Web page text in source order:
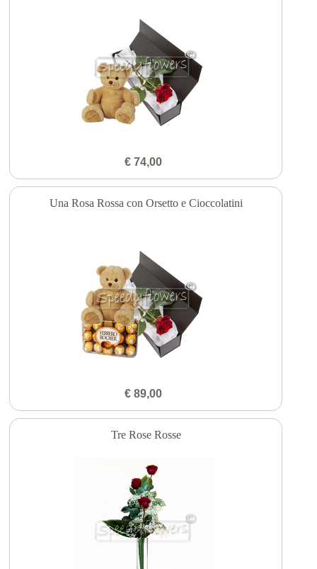
€ 74,00
Una Rosa Rossa con Orsetto e Cioccolatini
€ 89,00
Tre Rose Rosse